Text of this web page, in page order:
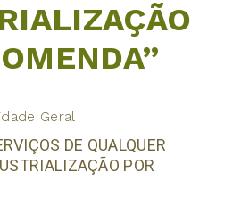
Geral
DE QUALQUER
POR